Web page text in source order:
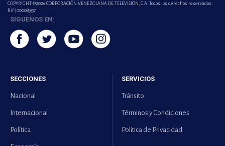
COPYRIGHT ©2026 CORPORACIÓN VENEZOLANA DE TELEVISION, C.A. Todos los derechos reservados.
Rif-j000089337
SIGUENOS EN:
SECCIONES
Nacional
Internacional
Política
SERVICIOS
Tránsito
Términos y Condiciones
Política de Privacidad